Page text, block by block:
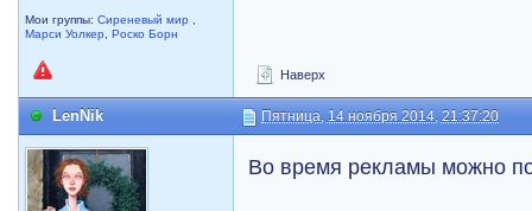
Мои группы:Сиреневый мир
Марси Уолкер
,Роско Борн
Наверх
LenNik Пятница, 14 ноября 2014, 21:37:20
Во время рекламы можно